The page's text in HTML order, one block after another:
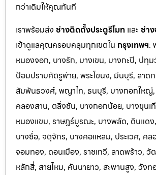
กว่าเดิมให้คุณทันที
เราพร้อมส่ง ช่างติดตั้งประตูรีโมท และ ช่า
เข้าดูแลคุณครอบคลุมทุกเขตใน กรุงเทพฯ:
หนองจอก, บางรัก, บางเขน, บางกะปิ, ปทุ
ป้อมปราบศัตรูพ่าย, พระโขนง, มีนบุรี, ลาด
สัมพันธวงศ์, พญาไท, ธนบุรี, บางกอกใหญ่,
คลองสาน, ตลิ่งชัน, บางกอกน้อย, บางขุนเ
หนองแขม, ราษฎร์บูรณะ, บางพลัด, ดินแด
บางซื่อ, จตุจักร, บางคอแหลม, ประเวศ, คล
จอมทอง, ดอนเมือง, ราชเทวี, ลาดพร้าว,
หลักสี่, สายไหม, คันนายาว, สะพานสูง, วัง